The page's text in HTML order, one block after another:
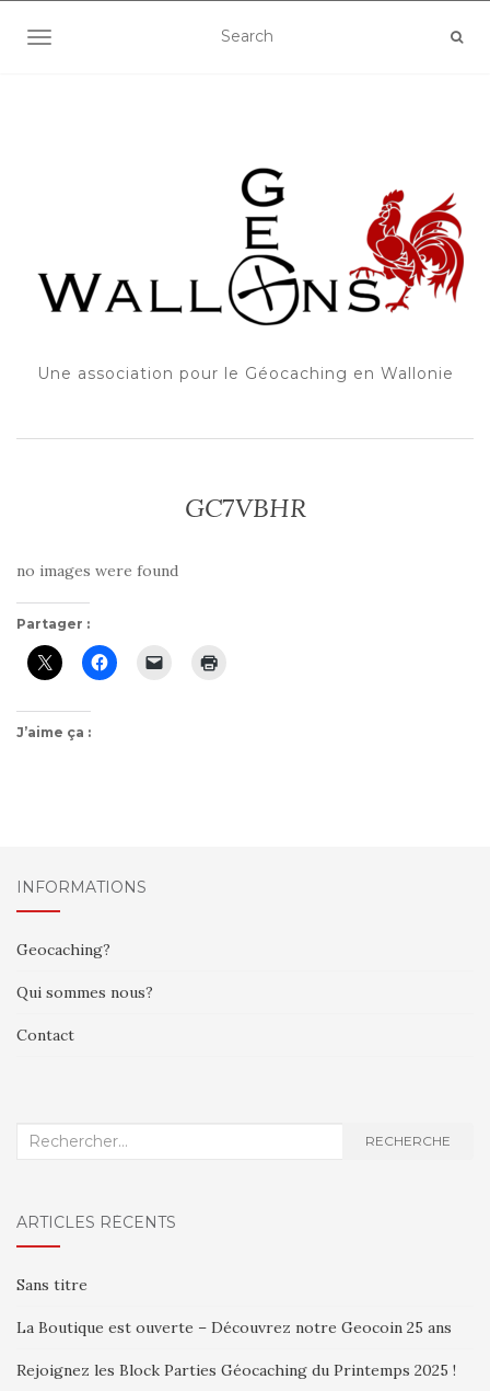
OUVRIR/FERMER LA NAVIGATION
Une association pour le Géocaching en Wallonie
GC7VBHR
no images were found
Partager :
J’aime ça :
INFORMATIONS
Geocaching?
Qui sommes nous?
Contact
Recherche
RECHERCHE
ARTICLES RÉCENTS
Sans titre
La Boutique est ouverte – Découvrez notre Geocoin 25 ans
Rejoignez les Block Parties Géocaching du Printemps 2025 !